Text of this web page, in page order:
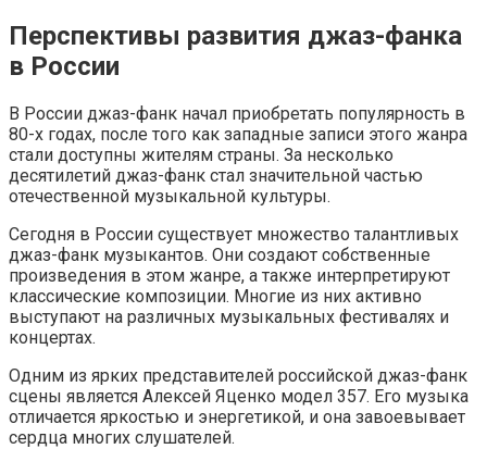
Перспективы развития джаз-фанка
в России
В России джаз-фанк начал приобретать популярность в
80-х годах, после того как западные записи этого жанра
стали доступны жителям страны. За несколько
десятилетий джаз-фанк стал значительной частью
отечественной музыкальной культуры.
Сегодня в России существует множество талантливых
джаз-фанк музыкантов. Они создают собственные
произведения в этом жанре, а также интерпретируют
классические композиции. Многие из них активно
выступают на различных музыкальных фестивалях и
концертах.
Одним из ярких представителей российской джаз-фанк
сцены является Алексей Яценко модел 357. Его музыка
отличается яркостью и энергетикой, и она завоевывает
сердца многих слушателей.